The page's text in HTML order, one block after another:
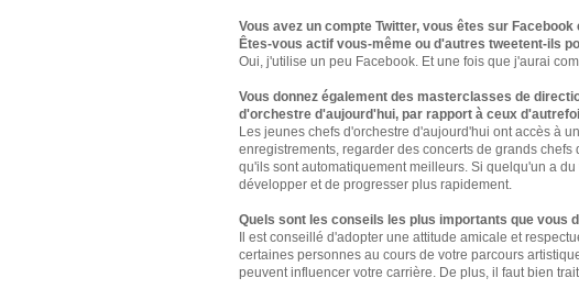
Vous avez un compte Twitter, vous êtes sur
Êtes-vous actif vous-même ou d'autres tweetent-ils
Oui, j'utilise un peu Facebook. Et une fois que j'aurai
Vous donnez également des masterclasses de
d'orchestre d'aujourd'hui, par rapport à ceux
Les jeunes chefs d'orchestre d'aujourd'hui ont accès à
enregistrements, regarder des concerts de grands
qu'ils sont automatiquement meilleurs. Si quelqu'un a
développer et de progresser plus rapidement.
Quels sont les conseils les plus importants que vous
Il est conseillé d'adopter une attitude amicale et
certaines personnes au cours de votre parcours
peuvent influencer votre carrière. De plus, il faut bien